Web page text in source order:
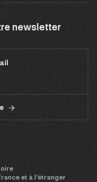
newsletter
et à l’étranger